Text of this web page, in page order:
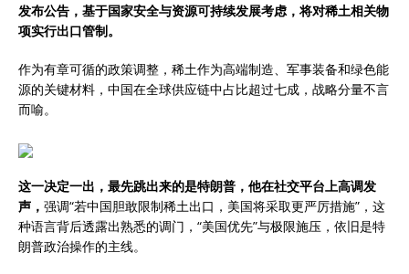
发布公告，基于国家安全与资源可持续发展考虑，将对稀土相关物
项实行出口管制。
作为有章可循的政策调整，稀土作为高端制造、军事装备和绿色能
源的关键材料，中国在全球供应链中占比超过七成，战略分量不言
而喻。
这一决定一出，最先跳出来的是特朗普，他在社交平台上高调发
声， 强调“若中国胆敢限制稀土出口，美国将采取更严厉措施”，这
种语言背后透露出熟悉的调门，“美国优先”与极限施压，依旧是特
朗普政治操作的主线。